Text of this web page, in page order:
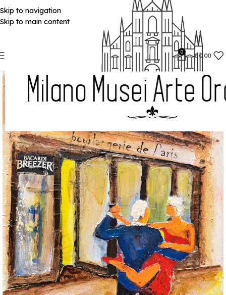
Skip to navigation
Skip to main content
0 € 0.00